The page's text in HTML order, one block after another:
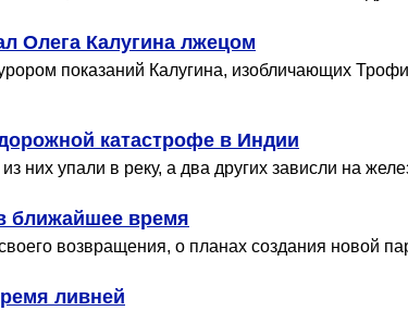
Олега Калугина лжецом
показаний Калугина, изобличающих
катастрофе в Индии
них упали в реку, а два других зависли на
ближайшее время
возвращения, о планах создания новой
ливней